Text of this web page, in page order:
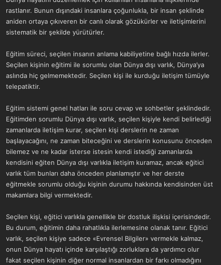
rastlanır. Bunun dışındaki insanlara çoğunlukla, bir insan şeklinde
aniden ortaya çıkıveren bir canlı olarak gözükürler ve iletişimlerini
sistematik bir şekilde yürütürler.
Eğitim süreci, seçilen insanın anlama kabiliyetine bağlı hızda ilerler.
Seçilen kişinin eğitimi ile sorumlu olan Dünya dışı varlık, Dünya’ya
aslında hiç gelmemektedir. Seçilen kişi ile kurduğu iletişim tümüyle
telepatiktir.
Eğitim sistemi genel hatları ile soru cevap ve sohbetler şeklindedir.
Eğitimden sorumlu Dünya dışı varlık, seçilen kişiyle kendi belirlediği
zamanlarda iletişim kurar, seçilen kişi derslerin ne zaman
başlayacağını, ne zaman biteceğini ve derslerin konusunu önceden
bilemez ve ne kadar isterse istesin kendi istediği zamanlarda
kendisini eğiten Dünya dışı varlıkla iletişim kuramaz, ancak eğitici
varlık tüm bunları daha önceden planlamıştır ve her derste
eğitmekle sorumlu olduğu kişinin durumu hakkında kendisinden üst
makamlara bilgi vermektedir.
Seçilen kişi, eğitici varlıkla genellikle bir dostluk ilişkisi içerisindedir.
Bu durum, eğitimin daha rahatlıkla ilerlemesine olanak tanır. Eğitici
varlık, seçilen kişiye sadece «Evrensel Bilgiler» vermekle kalmaz,
onun Dünya hayatı içinde karşılaştığı zorluklara da yardımcı olur
fakat seçilen kişinin diğer normal insanlardan bir farkı olmadığını